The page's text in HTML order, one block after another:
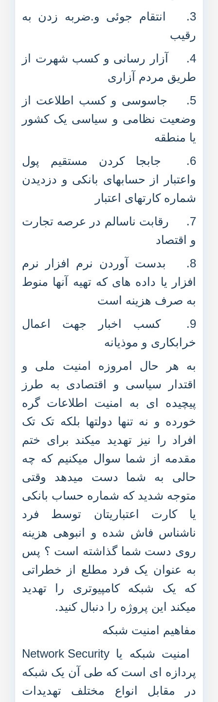
3.
انتقام جوئی و.ضربه زدن به
رقیب
4.
آزار رسانی و کسب شهرت از
طریق مردم آزاری
5.
جاسوسی و کسب اطلاعت از
وضعیت نظامی و سیاسی یک کشور
یا منطقه
6.
جابجا کردن مستقیم پول
واعتبار از حسابهای بانکی و دزدیدن
شماره کارتهای اعتبار
7.
رقابت ناسالم در عرصه تجارت
و اقتصاد
8.
بدست آوردن نرم افزار نرم
افزار یا داده های که تهیه آنها منوط
به صرف هزینه است
9.
کسب اخبار جهت اعمال
خرابکاری و موذیانه
به هر حال امروزه امنیت ملی و
اقتدار سیاسی و اقتصادی به طرز
پیچیده ای به امنیت اطلاعات گره
خورده و نه تنها دولتها بلکه تک تک
افراد را نیز تهدید میکند برای ختم
مقدمه از شما سوال میکنیم که چه
حالی به شما دست میدهد وقتی
متوجه شدید که شماره حساب بانکی
یا کارت اعتباریتان توسط فرد
ناشناس فاش شده و انبوهی هزینه
روی دست شما گذاشته است ؟ پس
به عنوان یک فرد مطلع از خطراتی
که یک شبکه کامپیوتری را تهدید
میکند این پروژه را دنبال کنید.
مفاهیم امنیت شبکه
امنیت شبکه یا Network Security
پردازه ای است که طی آن یک شبکه
در مقابل انواع مختلف تهدیدات